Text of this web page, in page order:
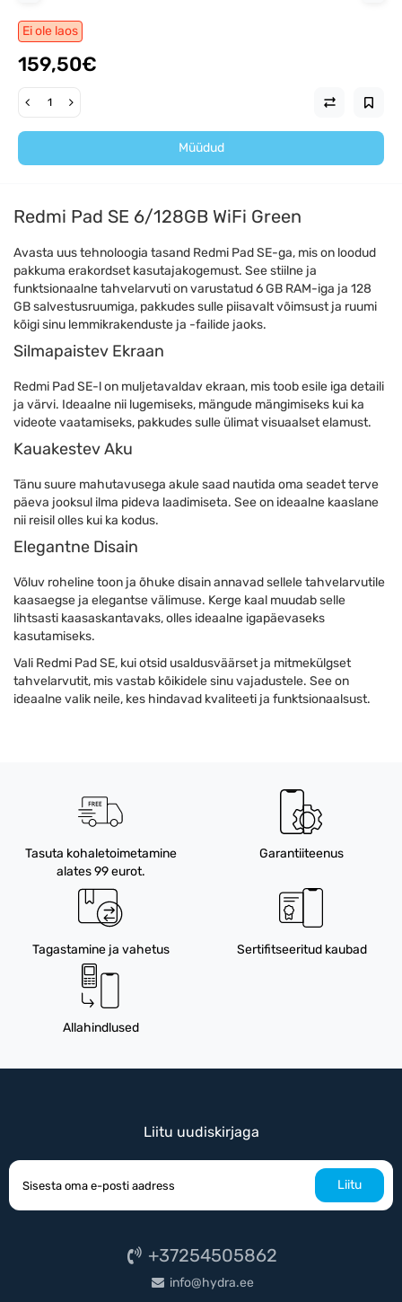
Ei ole laos
159,50€
Müüdud
Redmi Pad SE 6/128GB WiFi Green
Avasta uus tehnoloogia tasand Redmi Pad SE-ga, mis on loodud
pakkuma erakordset kasutajakogemust. See stiilne ja
funktsionaalne tahvelarvuti on varustatud 6 GB RAM-iga ja 128
GB salvestusruumiga, pakkudes sulle piisavalt võimsust ja ruumi
kõigi sinu lemmikrakenduste ja -failide jaoks.
Silmapaistev Ekraan
Redmi Pad SE-l on muljetavaldav ekraan, mis toob esile iga detaili
ja värvi. Ideaalne nii lugemiseks, mängude mängimiseks kui ka
videote vaatamiseks, pakkudes sulle ülimat visuaalset elamust.
Kauakestev Aku
Tänu suure mahutavusega akule saad nautida oma seadet terve
päeva jooksul ilma pideva laadimiseta. See on ideaalne kaaslane
nii reisil olles kui ka kodus.
Elegantne Disain
Võluv roheline toon ja õhuke disain annavad sellele tahvelarvutile
kaasaegse ja elegantse välimuse. Kerge kaal muudab selle
lihtsasti kaasaskantavaks, olles ideaalne igapäevaseks
kasutamiseks.
Vali Redmi Pad SE, kui otsid usaldusväärset ja mitmekülgset
tahvelarvutit, mis vastab kõikidele sinu vajadustele. See on
ideaalne valik neile, kes hindavad kvaliteeti ja funktsionaalsust.
Tasuta kohaletoimetamine
alates 99 eurot.
Garantiiteenus
Tagastamine ja vahetus Sertifitseeritud kaubad
Allahindlused
Liitu uudiskirjaga
Liitu
+37254505862
info@hydra.ee